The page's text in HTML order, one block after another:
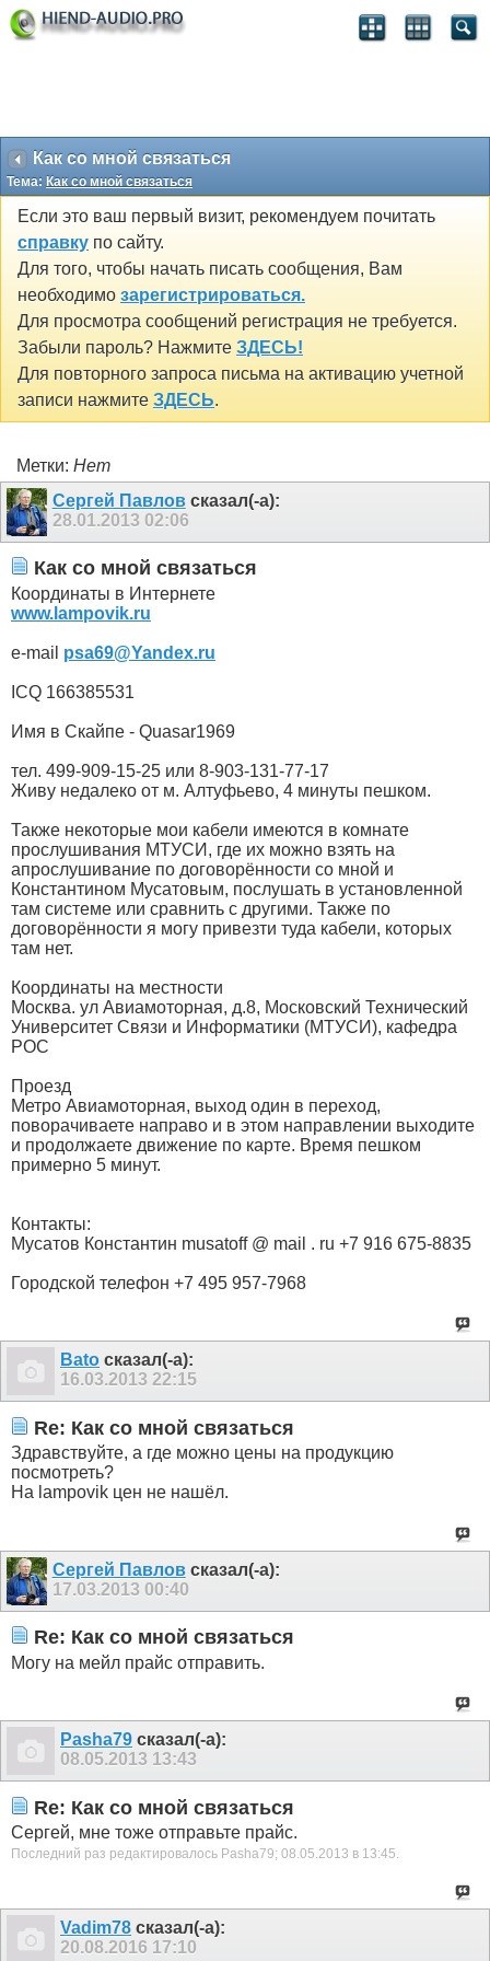
Как со мной связаться
Тема: Как со мной связаться
Если это ваш первый визит, рекомендуем почитать
справку по сайту.
Для того, чтобы начать писать сообщения, Вам
необходимо зарегистрироваться.
Для просмотра сообщений регистрация не требуется.
Забыли пароль? Нажмите ЗДЕСЬ!
Для повторного запроса письма на активацию учетной
записи нажмите ЗДЕСЬ.
Метки: Нет
Сергей Павловсказал(-а):
28.01.2013 02:06
Как со мной связаться
Координаты в Интернете
www.lampovik.ru
e-mail psa69@Yandex.ru
ICQ 166385531
Имя в Скайпе - Quasar1969
тел. 499-909-15-25 или 8-903-131-77-17
Живу недалеко от м. Алтуфьево, 4 минуты пешком.
Также некоторые мои кабели имеются в комнате
прослушивания МТУСИ, где их можно взять на
апрослушивание по договорённости со мной и
Константином Мусатовым, послушать в установленной
там системе или сравнить с другими. Также по
договорённости я могу привезти туда кабели, которых
там нет.
Координаты на местности
Москва. ул Авиамоторная, д.8, Московский Технический
Университет Связи и Информатики (МТУСИ), кафедра
РОС
Проезд
Метро Авиамоторная, выход один в переход,
поворачиваете направо и в этом направлении выходите
и продолжаете движение по карте. Время пешком
примерно 5 минут.
Контакты:
Мусатов Константин musatoff @ mail . ru +7 916 675-8835
Городской телефон +7 495 957-7968
Bato сказал(-а):
16.03.2013 22:15
Re: Как со мной связаться
Здравствуйте, а где можно цены на продукцию
посмотреть?
На lampovik цен не нашёл.
Сергей Павловсказал(-а):
17.03.2013 00:40
Re: Как со мной связаться
Могу на мейл прайс отправить.
Pasha79 сказал(-а):
08.05.2013 13:43
Re: Как со мной связаться
Сергей, мне тоже отправьте прайс.
Последний раз редактировалось Pasha79; 08.05.2013 в 13:45.
Vadim78 сказал(-а):
20.08.2016 17:10